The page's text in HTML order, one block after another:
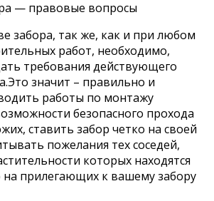
— правовые вопросы
забора, так же, как и при любом
работ, необходимо,
требования действующего
значит – правильно и
работы по монтажу
безопасного прохода
ставить забор четко на своей
пожелания тех соседей,
которых находятся
на прилегающих к вашему забору